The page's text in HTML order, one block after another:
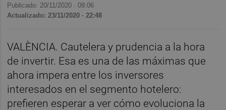
Publicado: 20/11/2020 ·09:06
Actualizado: 23/11/2020 · 22:48
VALÈNCIA. Cautelera y prudencia a la hora
de invertir. Esa es una de las máximas que
ahora impera entre los inversores
interesados en el segmento hotelero:
prefieren esperar a ver cómo evoluciona la